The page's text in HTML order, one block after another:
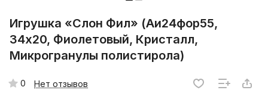
Игрушка «Слон Фил» (Аи24фор55,
34х20, Фиолетовый, Кристалл,
Микрогранулы полистирола)
0 Нет отзывов